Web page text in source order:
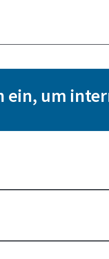
ein, um